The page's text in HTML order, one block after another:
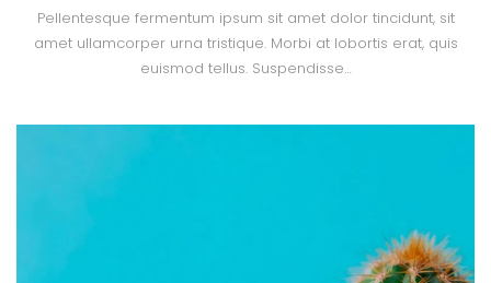
Pellentesque fermentum ipsum sit amet dolor tincidunt, sit
amet ullamcorper urna tristique. Morbi at lobortis erat, quis
euismod tellus. Suspendisse…